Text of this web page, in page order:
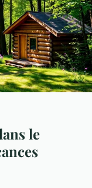
le